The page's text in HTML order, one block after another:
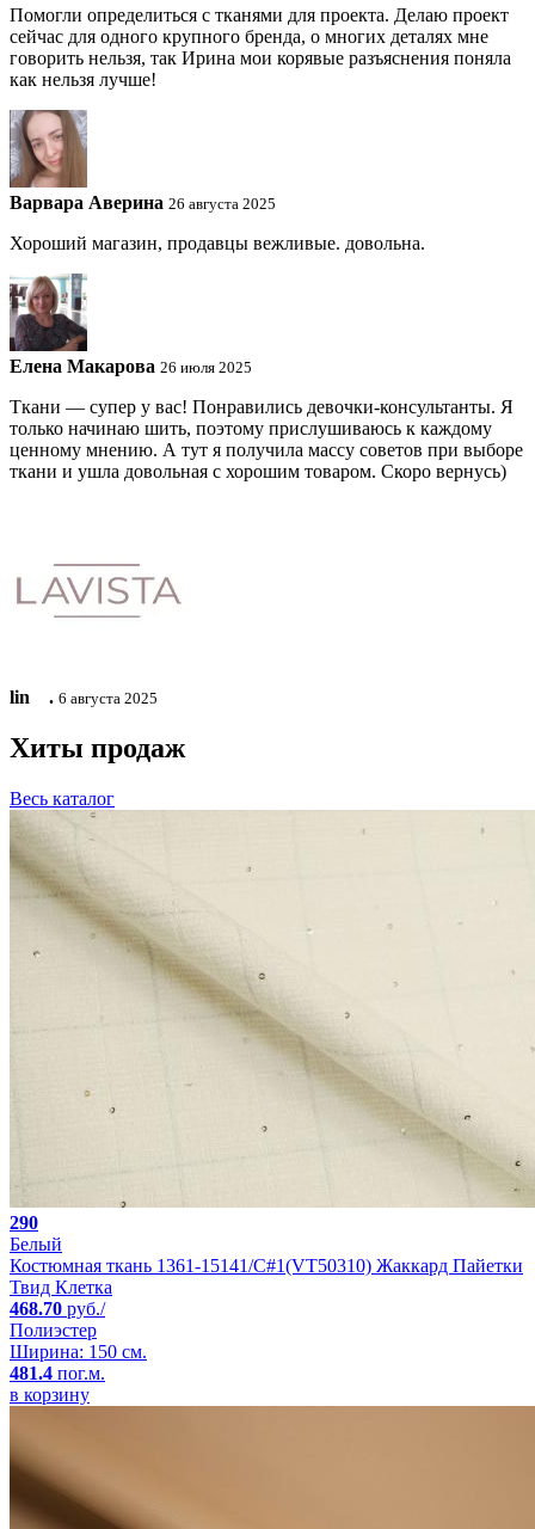
Помогли определиться с тканями для проекта. Делаю проект
сейчас для одного крупного бренда, о многих деталях мне
говорить нельзя, так Ирина мои корявые разъяснения поняла
как нельзя лучше!
Варвара Аверина 26 августа 2025
Хороший магазин, продавцы вежливые. довольна.
Елена Макарова 26 июля 2025
Ткани — супер у вас! Понравились девочки-консультанты. Я
только начинаю шить, поэтому прислушиваюсь к каждому
ценному мнению. А тут я получила массу советов при выборе
ткани и ушла довольная с хорошим товаром. Скоро вернусь)
lin ⠀. 6 августа 2025
Хиты продаж
Весь каталог
290
Белый
Костюмная ткань 1361-15141/C#1(VT50310) Жаккард Пайетки
Твид Клетка
468.70 руб./
Полиэстер
Ширина: 150 см.
481.4 пог.м.
в корзину